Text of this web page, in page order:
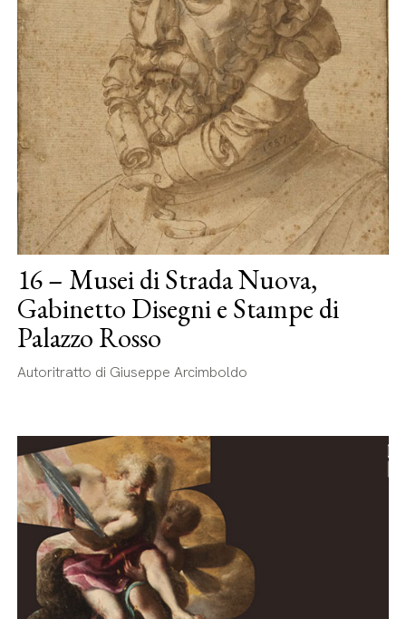
16 – Musei di Strada Nuova,
Gabinetto Disegni e Stampe di
Palazzo Rosso
Autoritratto di Giuseppe Arcimboldo